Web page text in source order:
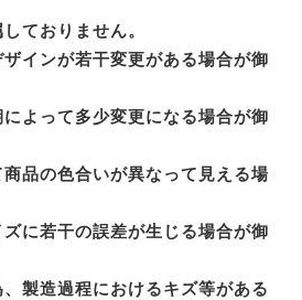
ておりません。
ザインが若干変更がある場合が御
によって多少変更になる場合が御
商品の色合いが異なって見える場
ズに若干の誤差が生じる場合が御
、製造過程におけるキズ等がある